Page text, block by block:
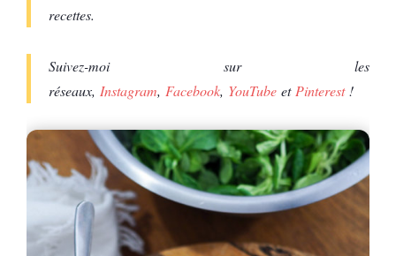
recettes.
Suivez-moi sur les
réseaux, Instagram, Facebook, YouTube et Pinterest!